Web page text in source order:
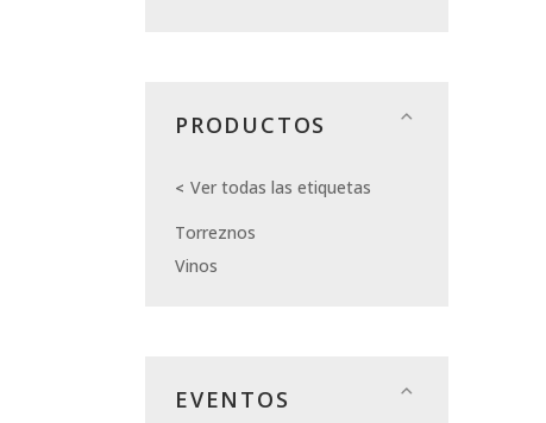
PRODUCTOS
Ver todas las etiquetas
Torreznos
Vinos
EVENTOS